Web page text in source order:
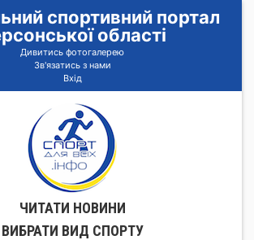
спортивний портал
області
Дивитись фотогалерею
Зв'язатись з нами
Вхід
ЧИТАТИ НОВИНИ
ВИБРАТИ ВИД СПОРТУ